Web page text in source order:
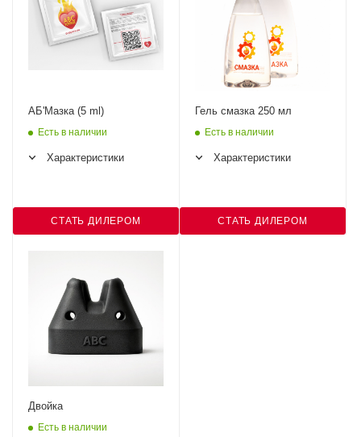
АБ'Мазка (5 ml)
Есть в наличии
Характеристики
СТАТЬ ДИЛЕРОМ
Гель смазка 250 мл
Есть в наличии
Характеристики
СТАТЬ ДИЛЕРОМ
Двойка
Есть в наличии